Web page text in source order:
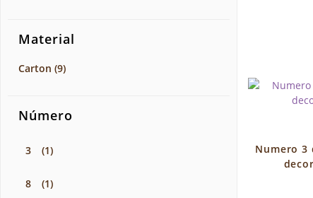
Numero 3
Material
Carton (9)
Número
3 (1)
8 (1)